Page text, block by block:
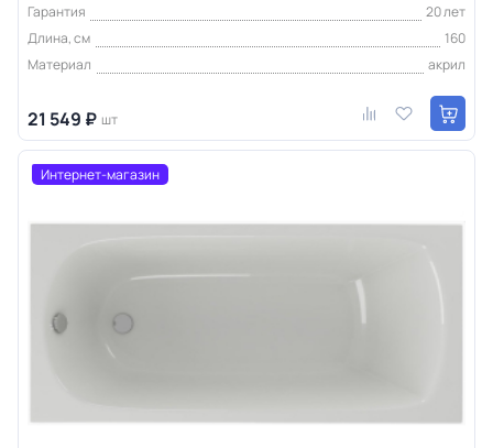
Гарантия
20 лет
Длина, см
160
Материал
акрил
21 549 ₽ шт
Интернет-магазин